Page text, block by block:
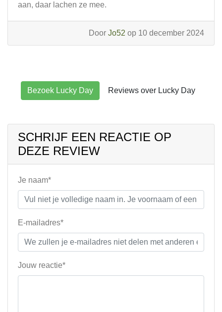
aan, daar lachen ze mee.
Door Jo52 op 10 december 2024
Bezoek Lucky Day Reviews over Lucky Day
SCHRIJF EEN REACTIE OP
DEZE REVIEW
Je naam*
E-mailadres*
Jouw reactie*